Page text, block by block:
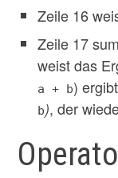
Zeile 16
Zeile 17
weist das
a + b)
b), der